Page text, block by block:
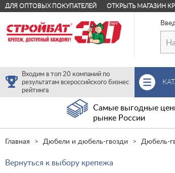
ДЛЯ ОПТОВЫХ ПОКУПАТЕЛЕЙ ОТКРЫТЬ МАГАЗИН
Входим в топ 20 компаний по
результатам всероссийского бизнес
рейтинга
Самые выгодные
рынке России
Главная Дюбели и дюбель-гвозди Дюбель-
Вернуться к выбору крепежа